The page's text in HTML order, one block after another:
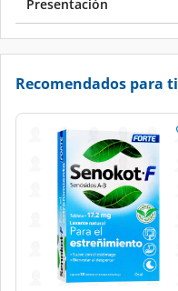
Presentación
Recomendados para ti